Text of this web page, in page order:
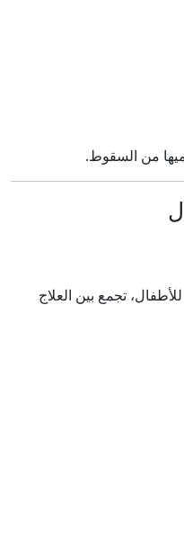
من السقوط.
تجمع بين العلاج